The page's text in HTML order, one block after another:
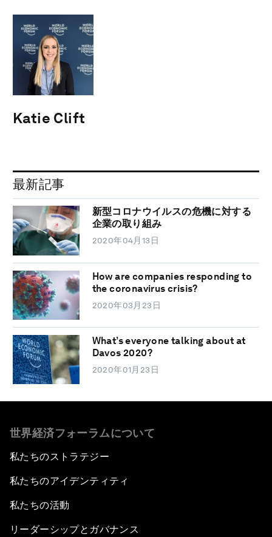
Katie Clift
最新記事
新型コロナウイルスの危機に対する
企業の取り組み
2020年04月13日
How are companies responding to
the coronavirus crisis?
2020年03月23日
What’s everyone talking about at
Davos 2020?
2020年01月23日
世界経済フォーラムについて
私たちのストラテジー
私たちのアイデンティティ
私たちの活動
リーダーシップとガバナンス